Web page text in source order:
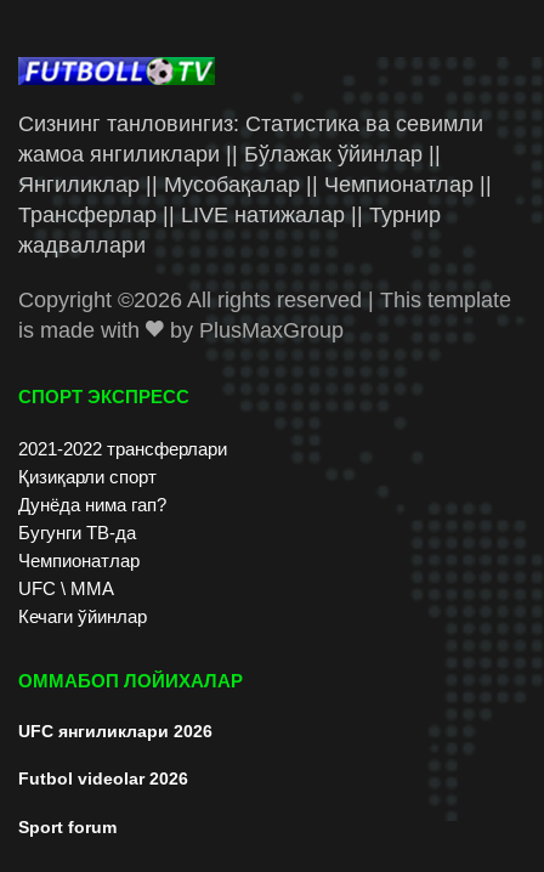
Сизнинг танловингиз: Статистика ва севимли
жамоа янгиликлари || Бўлажак ўйинлар ||
Янгиликлар || Мусобақалар || Чемпионатлар ||
Трансферлар || LIVE натижалар || Турнир
жадваллари
Copyright ©2026 All rights reserved | This template
is made with
by PlusMaxGroup
СПОРТ ЭКСПРЕСС
2021-2022 трансферлари
Қизиқарли спорт
Дунёда нима гап?
Бугунги ТВ-да
Чемпионатлар
UFC \ ММА
Кечаги ўйинлар
ОММАБОП ЛОЙИХАЛАР
UFC янгиликлари 2026
Futbol videolar 2026
Sport forum